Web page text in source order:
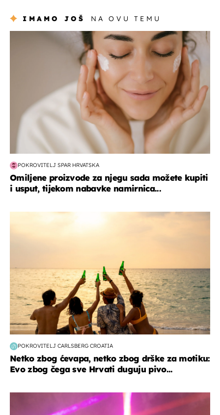
IMAMO JOŠ NA OVU TEMU
moda & ljepota
POKROVITELJ SPAR HRVATSKA
Omiljene proizvode za njegu sada možete kupiti
i usput, tijekom nabavke namirnica...
POKROVITELJ CARLSBERG CROATIA
Netko zbog ćevapa, netko zbog drške za motiku:
Evo zbog čega sve Hrvati duguju pivo...